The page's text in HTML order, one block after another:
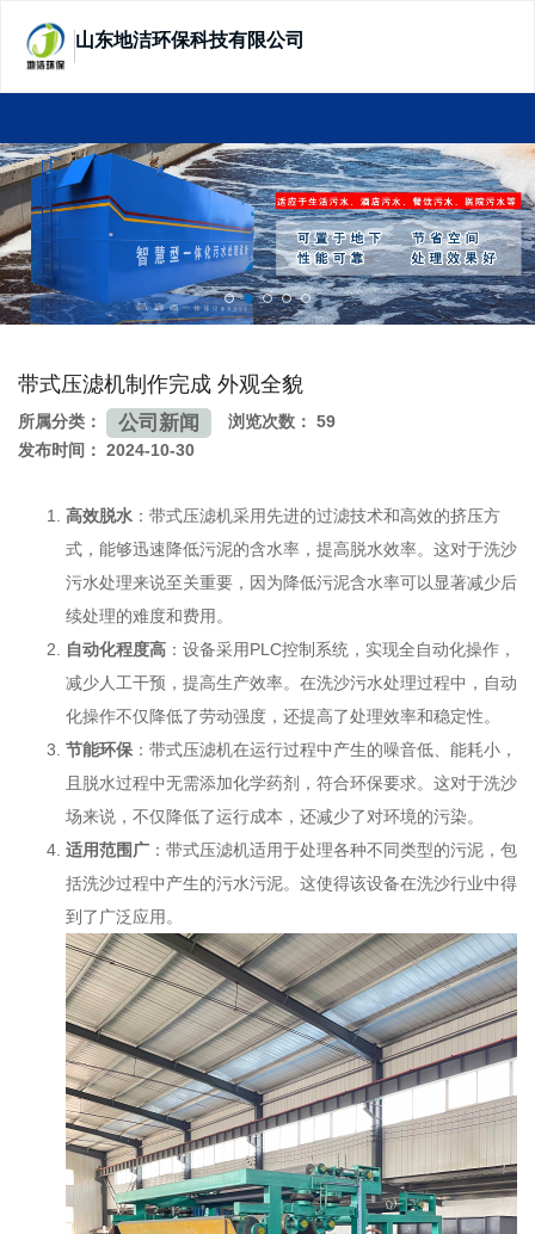
山东地洁环保科技有限公司
带式压滤机制作完成 外观全貌
所属分类： 公司新闻 浏览次数： 59
发布时间： 2024-10-30
高效脱水 ：带式压滤机采用先进的过滤技术和高效的挤压方
式，能够迅速降低污泥的含水率，提高脱水效率。这对于洗沙
污水处理来说至关重要，因为降低污泥含水率可以显著减少后
续处理的难度和费用。
自动化程度高 ：设备采用PLC控制系统，实现全自动化操作，
减少人工干预，提高生产效率。在洗沙污水处理过程中，自动
化操作不仅降低了劳动强度，还提高了处理效率和稳定性。
节能环保 ：带式压滤机在运行过程中产生的噪音低、能耗小，
且脱水过程中无需添加化学药剂，符合环保要求。这对于洗沙
场来说，不仅降低了运行成本，还减少了对环境的污染。
适用范围广 ：带式压滤机适用于处理各种不同类型的污泥，包
括洗沙过程中产生的污水污泥。这使得该设备在洗沙行业中得
到了广泛应用。